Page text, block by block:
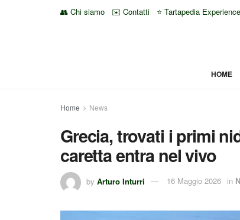
👥 Chi siamo ✉️ Contatti ⭐ Tartapedia Experience
HOME
Home News
Grecia, trovati i primi
caretta entra nel vivo
by Arturo Inturri 16 Maggio 2026 in